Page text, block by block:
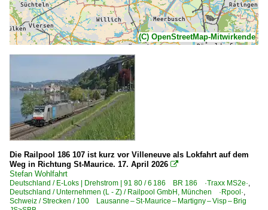
(C) OpenStreetMap-Mitwirkende
Die Railpool 186 107 ist kurz vor Villeneuve als Lokfahrt auf dem
Weg in Richtung St-Maurice. 17. April 2026 
Stefan Wohlfahrt
Deutschland / E-Loks | Drehstrom | 91 80 / 6 186 BR 186 ·Traxx MS2e·,
Deutschland / Unternehmen (L - Z) / Railpool GmbH, München ·Rpool·,
Schweiz / Strecken / 100 Lausanne – St-Maurice – Martigny – Visp – Brig